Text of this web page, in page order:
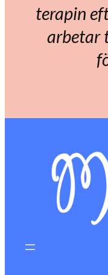
terapin
arbetar